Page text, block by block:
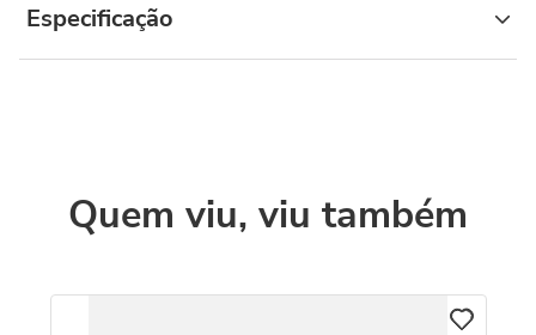
Especificação
Quem viu, viu também